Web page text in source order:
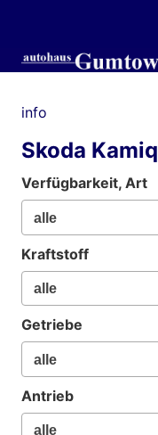
info
Skoda Kamiq
Verfügbarkeit, Art
Kraftstoff
Getriebe
Antrieb